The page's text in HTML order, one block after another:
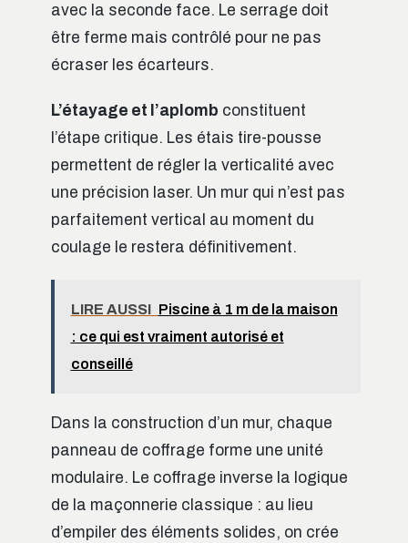
avec la seconde face. Le serrage doit
être ferme mais contrôlé pour ne pas
écraser les écarteurs.
L’étayage et l’aplomb constituent
l’étape critique. Les étais tire-pousse
permettent de régler la verticalité avec
une précision laser. Un mur qui n’est pas
parfaitement vertical au moment du
coulage le restera définitivement.
LIRE AUSSI Piscine à 1 m de la maison
: ce qui est vraiment autorisé et
conseillé
Dans la construction d’un mur, chaque
panneau de coffrage forme une unité
modulaire. Le coffrage inverse la logique
de la maçonnerie classique : au lieu
d’empiler des éléments solides, on crée